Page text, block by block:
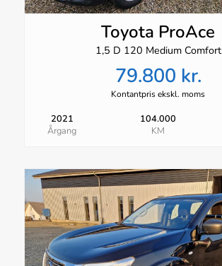
Toyota ProAce
1,5 D 120 Medium Comfort
79.800 kr.
Kontantpris ekskl. moms
2021
Årgang
104.000
KM